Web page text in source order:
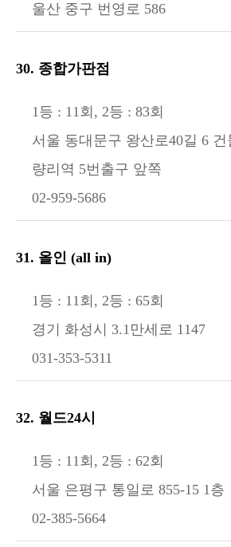
울산 중구 번영로 586
30. 종합가판점
1등 : 11회, 2등 : 83회
서울 동대문구 왕산로40길 6
량리역 5번출구 앞쪽
02-959-5686
31. 올인 (all in)
1등 : 11회, 2등 : 65회
경기 화성시 3.1만세로 1147
031-353-5311
32. 월드24시
1등 : 11회, 2등 : 62회
서울 은평구 통일로 855-15 1층
02-385-5664